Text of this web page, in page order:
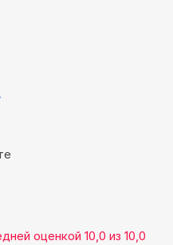
оценкой 10,0 из 10,0